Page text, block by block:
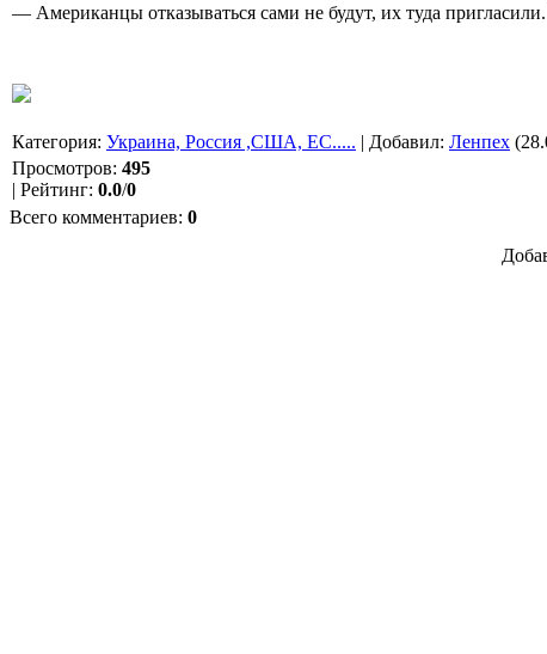
— Американцы отказываться сами не будут, их туда
Категория: Украина, Россия ,США, ЕС..... | Добавил: Ленпех
Просмотров: 495
| Рейтинг: 0.0/0
Всего комментариев: 0